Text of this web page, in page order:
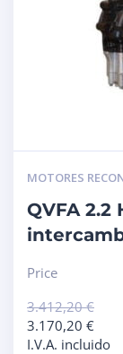
MOTORES
QVFA 2.2
Price
3.412,20€
3.170,20 €
I.V.A. incluido